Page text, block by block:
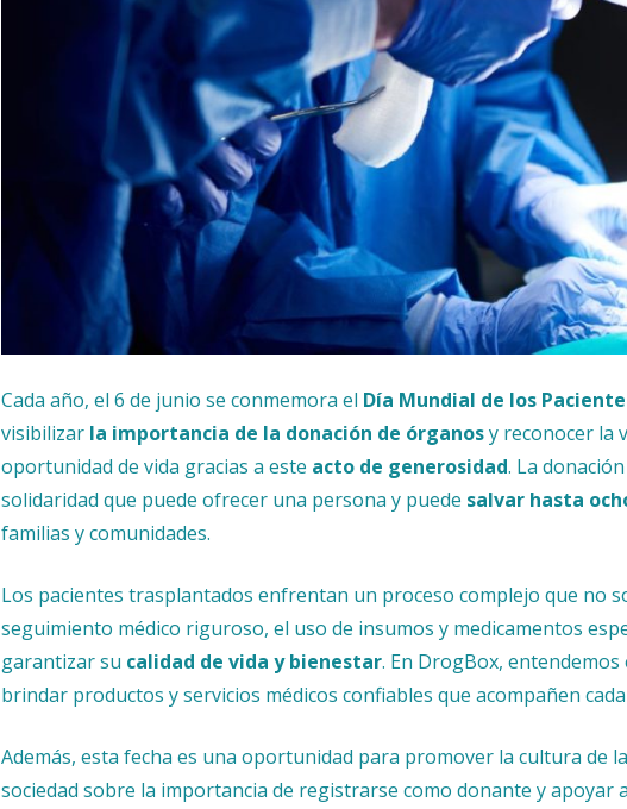
Cada año, el 6 de junio se conmemora el Día Mundial de los
visibilizar la importancia de la donación de órganosy reconocer la
oportunidad de vida gracias a este acto de generosidad. La
solidaridad que puede ofrecer una persona y puede salvar hasta
familias y comunidades.
Los pacientes trasplantados enfrentan un proceso complejo que no
seguimiento médico riguroso, el uso de insumos y medicamentos
garantizar su calidad de vida y bienestar. En DrogBox,
brindar productos y servicios médicos confiables que acompañen
Además, esta fecha es una oportunidad para promover la cultura de
sociedad sobre la importancia de registrarse como donante y apoyar